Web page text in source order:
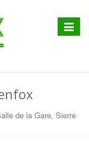
Afficher
menu
de la Gare, Sierre